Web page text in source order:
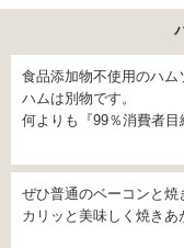
食品添加物不使用のハ
ハムは別物です。
何よりも『99％消費者目
ぜひ普通のベーコンと焼
カリッと美味しく焼きあ